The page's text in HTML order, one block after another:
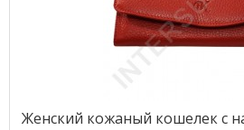
Женский кожаный кошелек с